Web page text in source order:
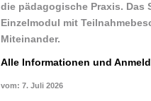
die pädagogische Praxis. Das
Einzelmodul mit
Miteinander.
Alle Informationen und
vom: 7. Juli 2026